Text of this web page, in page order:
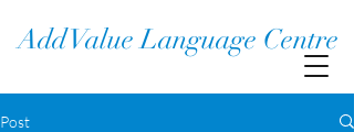
Add Value Language Centre
Post